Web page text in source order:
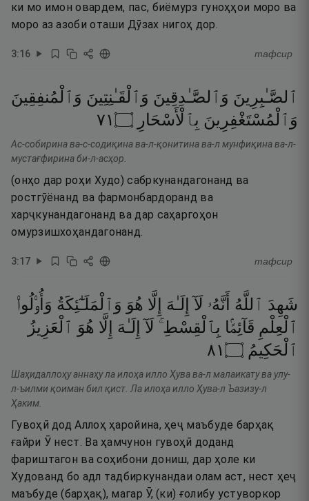
ки мо имон овардем, пас, биёмурз гуноҳҳои моро ва
моро аз азоби оташи Дӯзах нигоҳ дор.
3:16 тафсир
ٱلصَّـٰبِرِينَ وَٱلصَّـٰدِقِينَ وَٱلْقَـٰنِتِينَ وَٱلْمُنفِقِينَ
وَٱلْمُسْتَغْفِرِينَ بِٱلْأَسْحَارِ ۝١٧
Ас-собирина ва-с-содиқина ва-л-қонитина ва-л мунфиқина ва-л-
мустағфирина би-л-асҳор.
(онҳо дар роҳи Худо) сабркунандагонанд ва
ростгӯёнанд ва фармонбардоранд ва
харҷкунандагонанд ва дар саҳаргоҳон
омурзишхоҳандагонанд.
3:17 тафсир
شَهِدَ ٱللَّهُ أَنَّهُۥ لَآ إِلَـٰهَ إِلَّا هُوَ وَٱلْمَلَـٰٓئِكَةُ وَأُو۟لُوا۟
ٱلْعِلْمِ قَآئِمًۢا بِٱلْقِسْطِ ۚ لَآ إِلَـٰهَ إِلَّا هُوَ ٱلْعَزِيزُ
ٱلْحَكِيمُ ۝١٨
Шаҳидаллоҳу аннаҳу ла илоҳа илло Ҳува ва-л малаикату ва улу-
л-ъилми қоиман бил қист. Ла илоҳа илло Ҳува-л Ъазизу-л
Ҳаким.
Гувоҳӣ дод Аллоҳ ҳаройина, ҳеҷ маъбуде барҳақ
ғайри Ӯ нест. Ва ҳамчунон гувоҳӣ доданд
фариштагон ва соҳибони дониш, дар ҳоле ки
Худованд бо адл тадбиркунандаи олам аст, нест ҳеҷ
маъбуде (барҳақ), магар Ӯ, (ки) ғолибу устуворкор